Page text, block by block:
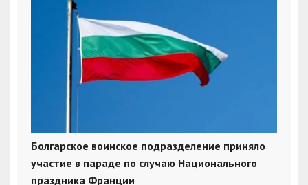
Болгарское воинское подразделение приняло
участие в параде по случаю Национального
праздника Франции